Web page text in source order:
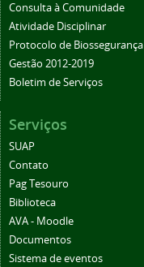
Consulta à Comunidade
Atividade Disciplinar
Protocolo de Biossegurança
Gestão 2012-2019
Boletim de Serviços
Serviços
SUAP
Contato
Pag Tesouro
Biblioteca
AVA - Moodle
Documentos
Sistema de eventos